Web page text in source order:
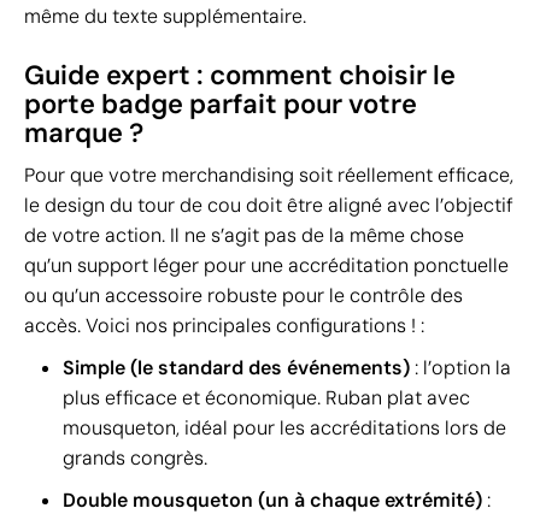
même du texte supplémentaire.
Guide expert : comment choisir le
porte badge parfait pour votre
marque ?
Pour que votre merchandising soit réellement efficace,
le design du tour de cou doit être aligné avec l’objectif
de votre action. Il ne s’agit pas de la même chose
qu’un support léger pour une accréditation ponctuelle
ou qu’un accessoire robuste pour le contrôle des
accès. Voici nos principales configurations ! :
Simple (le standard des événements) : l’option la
plus efficace et économique. Ruban plat avec
mousqueton, idéal pour les accréditations lors de
grands congrès.
Double mousqueton (un à chaque extrémité) :